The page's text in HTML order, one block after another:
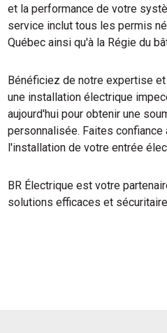
et la performance de votre
service inclut tous les permis
Québec ainsi qu'à la Régie du
Bénéficiez de notre expertise
une installation électrique
aujourd'hui pour obtenir une
personnalisée. Faites confiance
l'installation de votre entrée
BR Électrique est votre
solutions efficaces et